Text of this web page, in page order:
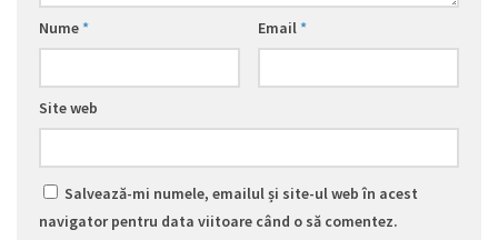
Nume* Email*
Site web
Salvează-mi numele, emailul și site-ul web în acest
navigator pentru data viitoare când o să comentez.